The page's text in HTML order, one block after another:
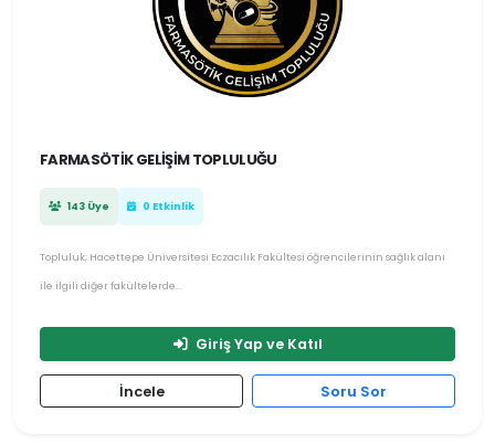
FARMASÖTIK GELIŞIM TOPLULUĞU
143 Üye 0 Etkinlik
Topluluk; Hacettepe Üniversitesi Eczacılık Fakültesi öğrencilerinin sağlık alanı
ile ilgili diğer fakültelerde...
Giriş Yap ve Katıl
İncele Soru Sor